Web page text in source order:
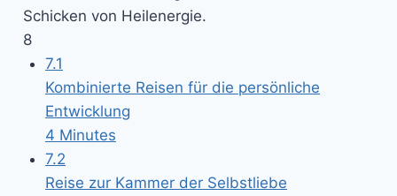
Schicken von Heilenergie.
8
7.1
Kombinierte Reisen für die persönliche
Entwicklung
4 Minutes
7.2
Reise zur Kammer der Selbstliebe